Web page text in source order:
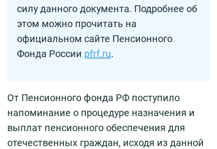
силу данного документа. Подробнее об
этом можно прочитать на
официальном сайте Пенсионного
Фонда России pfrf.ru.
От Пенсионного фонда РФ поступило
напоминание о процедуре назначения и
выплат пенсионного обеспечения для
отечественных граждан, исходя из данной